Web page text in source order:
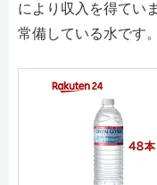
により収入を得てい
常備している水です